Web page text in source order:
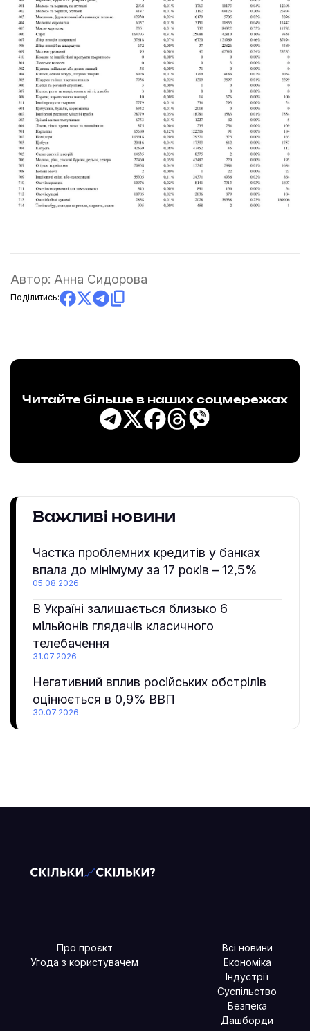
Автор: Анна Сидорова
Поділитись:
Читайте більше в наших соцмережах
Важливі новини
Частка проблемних кредитів у банках
впала до мінімуму за 17 років – 12,5%
05.08.2026
В Україні залишається близько 6
мільйонів глядачів класичного
телебачення
31.07.2026
Негативний вплив російських обстрілів
оцінюється в 0,9% ВВП
30.07.2026
Про проєкт
Угода з користувачем
Всі новини
Економіка
Індустрії
Суспільство
Безпека
Дашборди